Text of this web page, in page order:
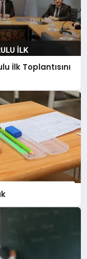
İlk Toplantısını